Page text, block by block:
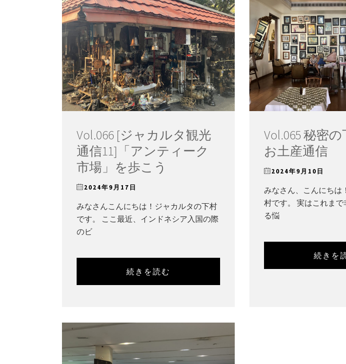
Vol.066 [ジャカルタ観光
通信11]「アンティーク
市場」を歩こう
2024年9月17日
みなさんこんにちは！ジャカルタの下村
です。 ここ最近、インドネシア入国の際
のビ
続きを読む
Vol.065 秘密
お土産通信
2024年9月10日
みなさん、こんにちは
村です。 実はこれま
る悩
続きを